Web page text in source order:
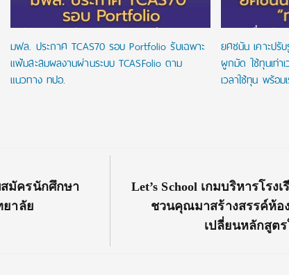
มฟล. ประกาศ TCAS70 รอบ Portfolio รับเฉพาะ
แฟ้มสะสมผลงานผ่านระบบ TCASFolio ตาม
แนวทาง ทปอ.
ยศชนัน เคาะปรั
ผูกมัด ใช้ทุนเท่า
เวลาใช้ทุน พร้อ
มัครนักศึกษา
ยาลัย
Next
Post:
Let’s School เกมบริหารโรง
ชวนคุณมาสร้างสรรค์ห้อ
เปลี่ยนหลักสูต